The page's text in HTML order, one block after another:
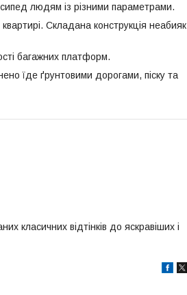
людям із різними параметрами.
Складана конструкція неабияк
багажних платформ.
їде ґрунтовими дорогами, піску та
класичних відтінків до яскравіших і